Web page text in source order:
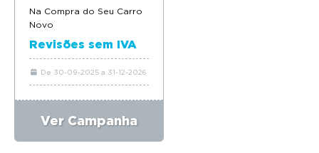
Na Compra do Seu Carro
Novo
Revisões sem IVA
De 30-09-2025 a 31-12-2026
Ver Campanha